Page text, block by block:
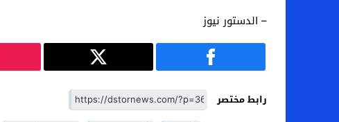
– الدستور نيوز
رابط مختصر